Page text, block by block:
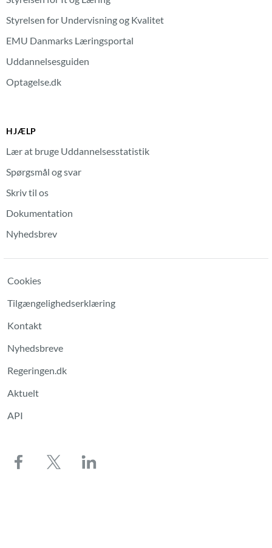
Styrelsen for Undervisning og Kvalitet
EMU Danmarks Læringsportal
Uddannelsesguiden
Optagelse.dk
HJÆLP
Lær at bruge Uddannelsesstatistik
Spørgsmål og svar
Skriv til os
Dokumentation
Nyhedsbrev
Cookies
Tilgængelighedserklæring
Kontakt
Nyhedsbreve
Regeringen.dk
Aktuelt
API